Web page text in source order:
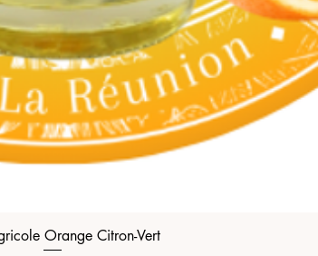
Orange Citron-Vert